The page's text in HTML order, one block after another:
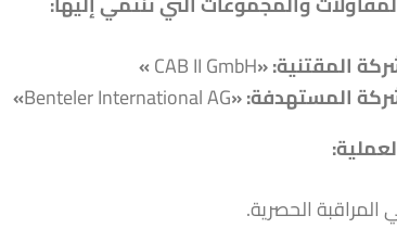
المقتنية:
«
CAB II GmbH
»
المستهدفة:
«
Benteler International AG
»
المراقبة الحصرية.